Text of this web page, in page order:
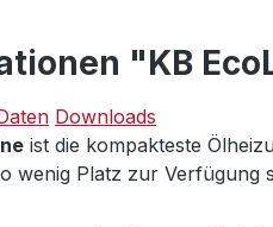
"KB
Downloads
ist die kompakteste
wenig Platz zur